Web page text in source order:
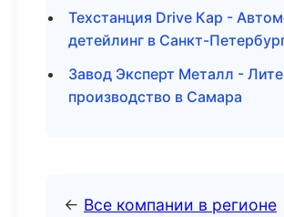
Техстанция Drive Кар -
детейлинг в Санкт-
Завод Эксперт Металл -
производство в Самара
← Все компании в регионе